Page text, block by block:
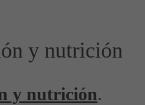
y nutrición
y nutrición.